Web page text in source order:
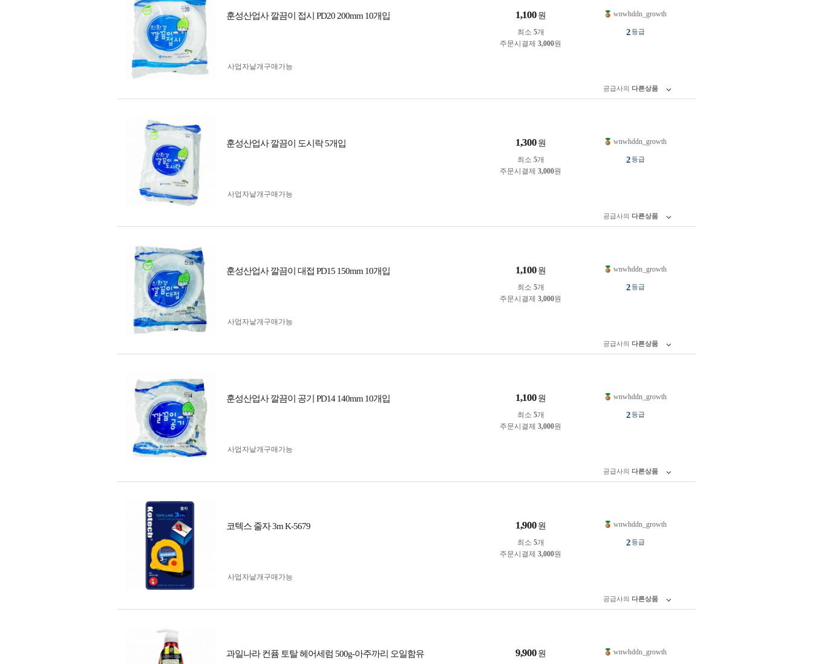
훈성산업사 깔끔이 접시 PD20 200mm 10개입 1,100 원
최소 5개
주문시결제 3,000원
사업자 낱개구매가능
wnwhddn_growth
2등급
공급사의 다른상품
훈성산업사 깔끔이 도시락 5개입 1,300 원
최소 5개
주문시결제 3,000원
사업자 낱개구매가능
wnwhddn_growth
2등급
공급사의 다른상품
훈성산업사 깔끔이 대접 PD15 150mm 10개입 1,100 원
최소 5개
주문시결제 3,000원
사업자 낱개구매가능
wnwhddn_growth
2등급
공급사의 다른상품
훈성산업사 깔끔이 공기 PD14 140mm 10개입 1,100 원
최소 5개
주문시결제 3,000원
사업자 낱개구매가능
wnwhddn_growth
2등급
공급사의 다른상품
코텍스 줄자 3m K-5679 1,900 원
최소 5개
주문시결제 3,000원
사업자 낱개구매가능
wnwhddn_growth
2등급
공급사의 다른상품
과일나라 컨퓸 토탈 헤어세럼 500g-아주까리 오일함유 9,900 원 wnwhddn_growth